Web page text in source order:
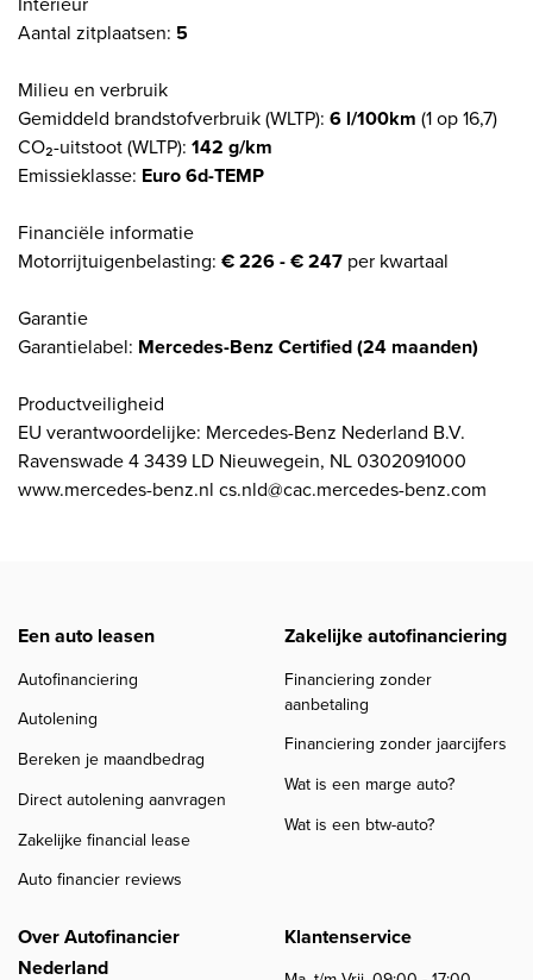
Aantal zitplaatsen: 5
Milieu en verbruik
Gemiddeld brandstofverbruik (WLTP): 6 l/100km (1 op 16,7)
CO₂-uitstoot (WLTP): 142 g/km
Emissieklasse: Euro 6d-TEMP
Financiële informatie
Motorrijtuigenbelasting: € 226 - € 247 per kwartaal
Garantie
Garantielabel: Mercedes-Benz Certified (24 maanden)
Productveiligheid
EU verantwoordelijke: Mercedes-Benz Nederland B.V.
Ravenswade 4 3439 LD Nieuwegein, NL 0302091000
www.mercedes-benz.nl cs.nld@cac.mercedes-benz.com
Een auto leasen
Autofinanciering
Autolening
Bereken je maandbedrag
Direct autolening aanvragen
Zakelijke financial lease
Auto financier reviews
Zakelijke autofinanciering
Financiering zonder
aanbetaling
Financiering zonder jaarcijfers
Wat is een marge auto?
Wat is een btw-auto?
Over Autofinancier
Nederland
Klantenservice